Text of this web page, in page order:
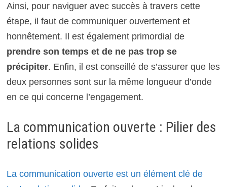
Ainsi, pour naviguer avec succès à travers cette
étape, il faut de communiquer ouvertement et
honnêtement. Il est également primordial de
prendre son temps et de ne pas trop se
précipiter. Enfin, il est conseillé de s’assurer que les
deux personnes sont sur la même longueur d’onde
en ce qui concerne l’engagement.
La communication ouverte : Pilier des
relations solides
La communication ouverte est un élément clé de